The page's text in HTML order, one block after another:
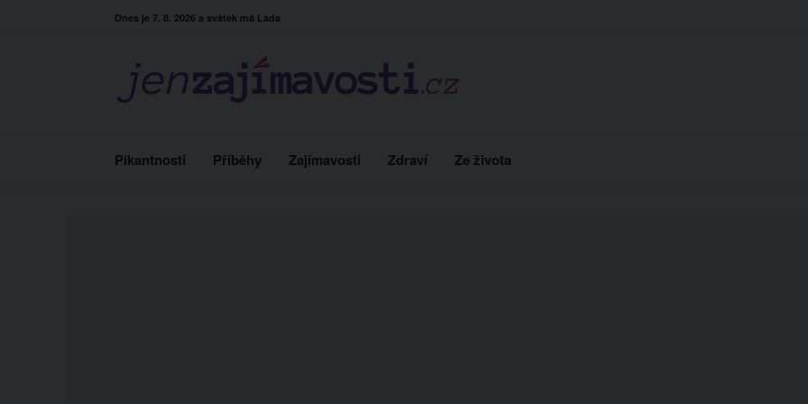
Dnes je 7. 8. 2026 a svátek má Lada
Pikantnosti Příběhy Zajímavosti Zdraví Ze života